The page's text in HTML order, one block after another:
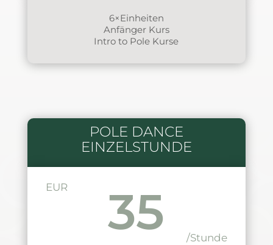
6×Einheiten
Anfänger Kurs
Intro to Pole Kurse
POLE DANCE
EINZELSTUNDE
EUR 35 /Stunde